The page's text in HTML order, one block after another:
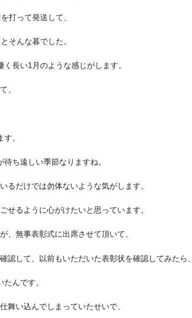
打って発送して、
そんな暮でした。
長い1月のような感じがします。
、
。
ち遠しい季節なりますね。
るだけでは勿体ないような気がします。
せるように心がけたいと思っています。
、無事表彰式に出席させて頂いて、
認して、以前もいただいた表彰状を確認してみたら、
んです。
舞い込んでしまっていたせいで、